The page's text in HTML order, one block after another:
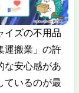
イズの不用品
運搬業」の許
な安心感があ
ているのが最